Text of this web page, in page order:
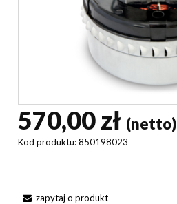
570,00 zł (netto)
Kod produktu:850198023
zapytaj o produkt